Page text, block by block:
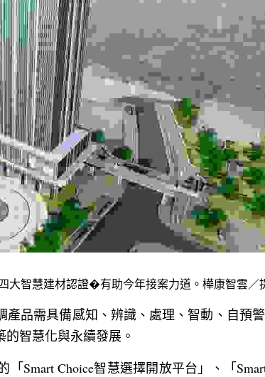
大智慧建材認證�有助今年接案力道。樺康智雲／
品需具備感知、辨識、處理、智動、自預
智慧化與永續發展。
Smart Choice智慧選擇開放平台」、「